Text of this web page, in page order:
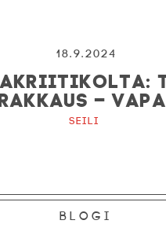
18.9.2024
–
Seili
Blogi